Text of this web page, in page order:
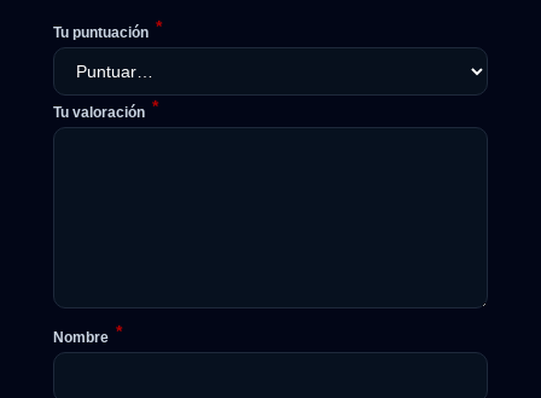
Tu puntuación *
Tu valoración *
Nombre *